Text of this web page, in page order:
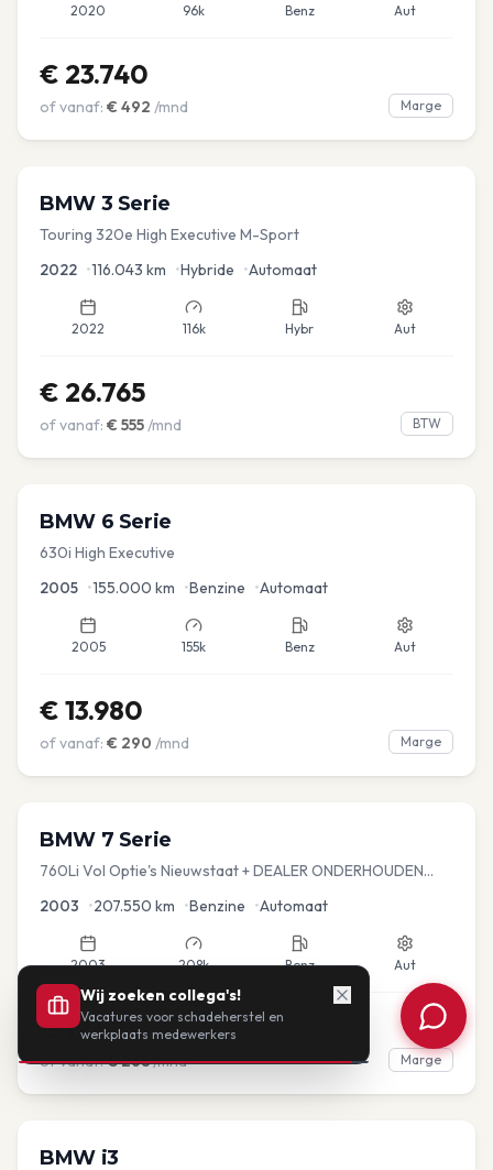
2020 96k Benz Aut
€ 23.740
of vanaf: € 492 /mnd Marge
BMW 3 Serie
Touring 320e High Executive M-Sport
2022 •116.043 km •Hybride •Automaat
2022 116k Hybr Aut
€ 26.765
of vanaf: € 555 /mnd BTW
BMW 6 Serie
630i High Executive
2005 •155.000 km •Benzine •Automaat
2005 155k Benz Aut
€ 13.980
of vanaf: € 290 /mnd Marge
BMW 7 Serie
760Li Vol Optie's Nieuwstaat + DEALER ONDERHOUDEN
2003 •207.550 km •Benzine •Automaat
2003 208k Benz Aut
€12.925
of vanaf:€268/mnd Marge
BMW i3
Wij zoeken collega's!
Vacatures voor schadeherstel en
werkplaats medewerkers